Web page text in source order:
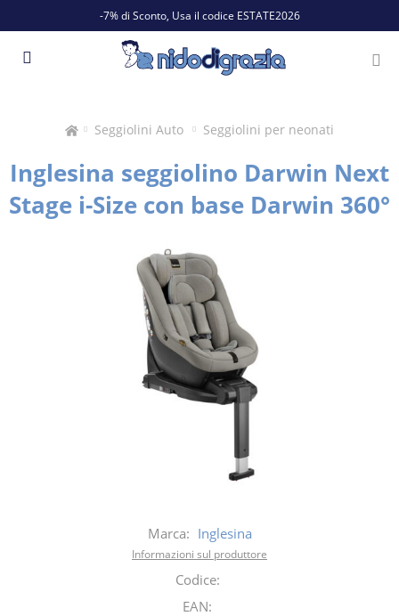
-7% di Sconto, Usa il codice ESTATE2026
Seggiolini Auto Seggiolini per neonati
Inglesina seggiolino Darwin Next
Stage i-Size con base Darwin 360°
Marca: Inglesina
Informazioni sul produttore
Codice:
EAN: